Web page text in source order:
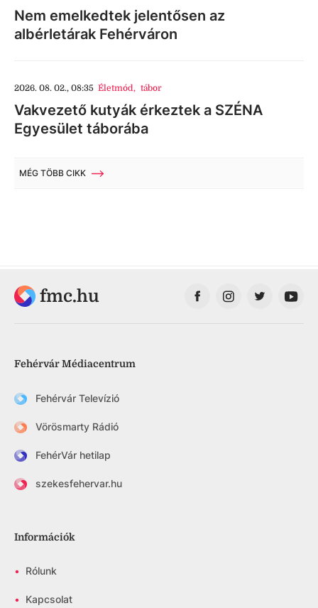
Nem emelkedtek jelentősen az
albérletárak Fehérváron
2026. 08. 02., 08:35 Életmód, tábor
Vakvezető kutyák érkeztek a SZÉNA
Egyesület táborába
MÉG TÖBB CIKK
fmc.hu
Fehérvár Médiacentrum
Fehérvár Televízió
Vörösmarty Rádió
FehérVár hetilap
szekesfehervar.hu
Információk
• Rólunk
• Kapcsolat